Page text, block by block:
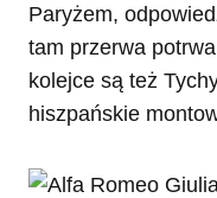
Paryżem,
tam przerwa
kolejce są też
hiszpańskie